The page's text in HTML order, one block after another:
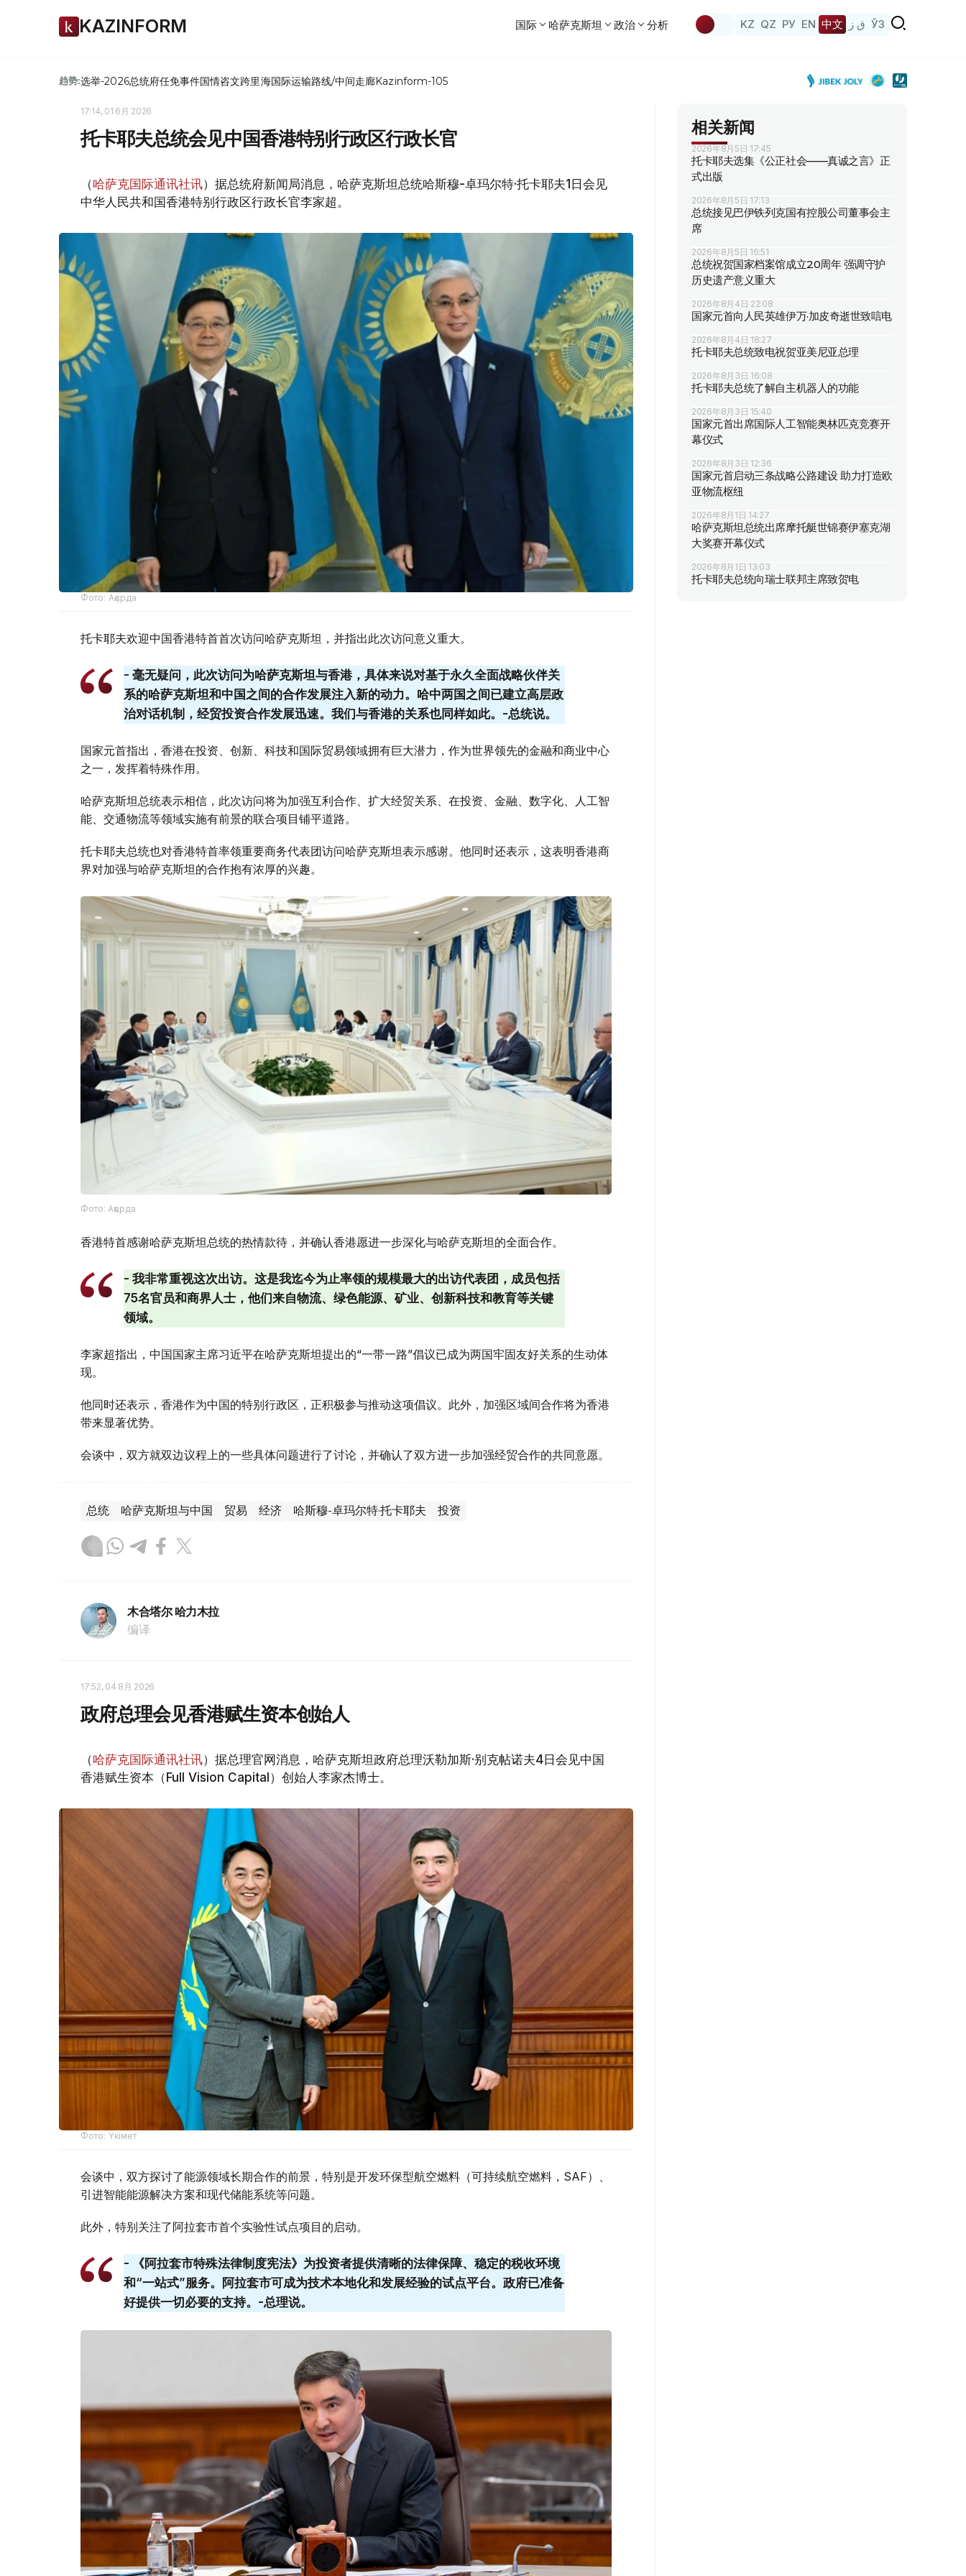
KAZINFORM 国际 哈萨克斯坦 政治 分析 KZ QZ РУ EN 中文 ق ز ЎЗ
趋势:选举-2026总统府任免事件国情咨文跨里海国际运输路线/中间走廊Kazinform-105
17:14, 01 6月 2026
托卡耶夫总统会见中国香港特别行政区行政长官
（哈萨克国际通讯社讯）据总统府新闻局消息，哈萨克斯坦总统哈斯穆-卓玛尔特·托卡耶夫1日会见
中华人民共和国香港特别行政区行政长官李家超。
Фото: Ақорда
托卡耶夫欢迎中国香港特首首次访问哈萨克斯坦，并指出此次访问意义重大。
- 毫无疑问，此次访问为哈萨克斯坦与香港，具体来说对基于永久全面战略伙伴关
系的哈萨克斯坦和中国之间的合作发展注入新的动力。哈中两国之间已建立高层政
治对话机制，经贸投资合作发展迅速。我们与香港的关系也同样如此。-总统说。
国家元首指出，香港在投资、创新、科技和国际贸易领域拥有巨大潜力，作为世界领先的金融和商业中心
之一，发挥着特殊作用。
哈萨克斯坦总统表示相信，此次访问将为加强互利合作、扩大经贸关系、在投资、金融、数字化、人工智
能、交通物流等领域实施有前景的联合项目铺平道路。
托卡耶夫总统也对香港特首率领重要商务代表团访问哈萨克斯坦表示感谢。他同时还表示，这表明香港商
界对加强与哈萨克斯坦的合作抱有浓厚的兴趣。
Фото: Ақорда
香港特首感谢哈萨克斯坦总统的热情款待，并确认香港愿进一步深化与哈萨克斯坦的全面合作。
- 我非常重视这次出访。这是我迄今为止率领的规模最大的出访代表团，成员包括
75名官员和商界人士，他们来自物流、绿色能源、矿业、创新科技和教育等关键
领域。
李家超指出，中国国家主席习近平在哈萨克斯坦提出的“一带一路”倡议已成为两国牢固友好关系的生动体
现。
他同时还表示，香港作为中国的特别行政区，正积极参与推动这项倡议。此外，加强区域间合作将为香港
带来显著优势。
会谈中，双方就双边议程上的一些具体问题进行了讨论，并确认了双方进一步加强经贸合作的共同意愿。
总统 哈萨克斯坦与中国 贸易 经济 哈斯穆-卓玛尔特·托卡耶夫 投资
木合塔尔 哈力木拉
编译
17:52, 04 8月 2026
政府总理会见香港赋生资本创始人
（哈萨克国际通讯社讯）据总理官网消息，哈萨克斯坦政府总理沃勒加斯·别克帖诺夫4日会见中国
香港赋生资本（Full Vision Capital）创始人李家杰博士。
Фото: Үкімет
会谈中，双方探讨了能源领域长期合作的前景，特别是开发环保型航空燃料（可持续航空燃料，SAF）、
引进智能能源解决方案和现代储能系统等问题。
此外，特别关注了阿拉套市首个实验性试点项目的启动。
- 《阿拉套市特殊法律制度宪法》为投资者提供清晰的法律保障、稳定的税收环境
和“一站式”服务。阿拉套​​市可成为技术本地化和发展经验的试点平台。政府已准备
好提供一切必要的支持。-总理说。
相关新闻
2026年8月5日 17:45
托卡耶夫选集《公正社会——真诚之言》正
式出版
2026年8月5日 17:13
总统接见巴伊铁列克国有控股公司董事会主
席
2026年8月5日 16:51
总统祝贺国家档案馆成立20周年 强调守护
历史遗产意义重大
2026年8月4日 22:08
国家元首向人民英雄伊万·加皮奇逝世致唁电
2026年8月4日 18:27
托卡耶夫总统致电祝贺亚美尼亚总理
2026年8月3日 16:08
托卡耶夫总统了解自主机器人的功能
2026年8月3日 15:40
国家元首出席国际人工智能奥林匹克竞赛开
幕仪式
2026年8月3日 12:36
国家元首启动三条战略公路建设 助力打造欧
亚物流枢纽
2026年8月1日 14:27
哈萨克斯坦总统出席摩托艇世锦赛伊塞克湖
大奖赛开幕仪式
2026年8月1日 13:03
托卡耶夫总统向瑞士联邦主席致贺电